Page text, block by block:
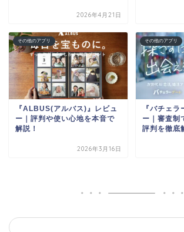
2026年4月21日
その他のアプリ
『ALBUS(アルバス)』レビュ
ー｜評判や使い心地を本音で
解説！
2026年3月16日
その他のアプリ
『バチェ
ー｜審査制
評判を徹底